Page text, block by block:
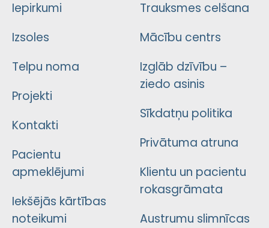
Iepirkumi
Izsoles
Telpu noma
Projekti
Kontakti
Pacientu
apmeklējumi
Iekšējās kārtības
noteikumi
Trauksmes celšana
Mācību centrs
Izglāb dzīvību –
ziedo asinis
Sīkdatņu politika
Privātuma atruna
Klientu un pacientu
rokasgrāmata
Austrumu slimnīcas